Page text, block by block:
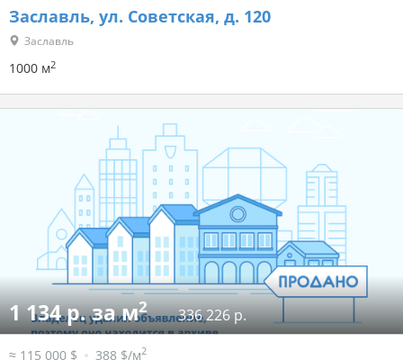
Заславль, ул. Советская, д. 120
Заславль
1000 м2
1 134 р. за м2 336 226 р.
≈ 115 000 $ 388 $/м2